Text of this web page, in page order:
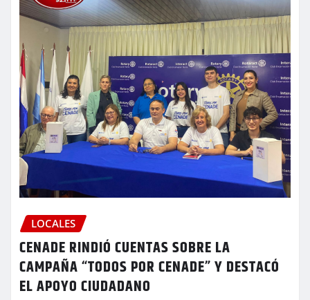
LOCALES
CENADE RINDIÓ CUENTAS SOBRE LA
CAMPAÑA “TODOS POR CENADE” Y DESTACÓ
EL APOYO CIUDADANO